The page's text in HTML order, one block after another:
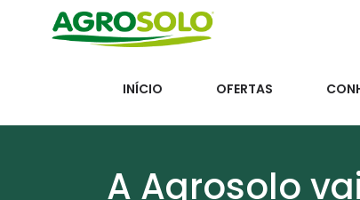
INÍCIO OFERTAS
A Agrosolo